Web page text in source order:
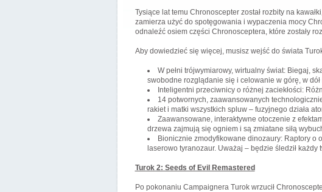
Tysiące lat temu Chronoscepter został rozbity na
zamierza użyć do spotęgowania i wypaczenia mocy
odnaleźć osiem części Chronosceptera, które zostały
Aby dowiedzieć się więcej, musisz wejść do świata
W pełni trójwymiarowy, wirtualny świat: Biegaj,
swobodne rozglądanie się i celowanie w górę, w dół
Inteligentni przeciwnicy o różnej zaciekłości:
14 potwornych, zaawansowanych
rakiet i matki wszystkich spluw – fuzyjnego działa
Zaawansowane, interaktywne otoczenie z
drzewa zajmują się ogniem i są zmiatane siłą
Bionicznie zmodyfikowane dinozaury: Raptory o
laserowo tyranozaur. Uważaj – będzie śledził
Turok 2: Seeds of Evil Remastered
Po pokonaniu Campaignera Turok wrzucił